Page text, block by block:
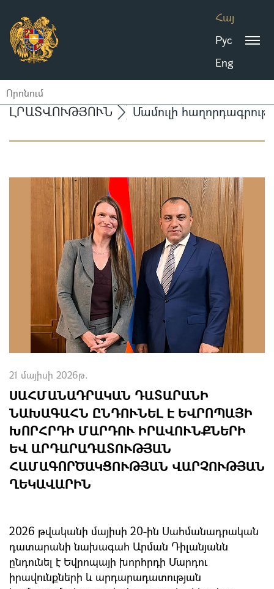
Հայ
Рус
Eng
ԼՐԱՏՎՈՒԹՅՈՒՆ Մամուլի
21 մայիսի 2026թ.
ՍԱՀՄԱՆԱԴՐԱԿԱՆ ԴԱՏԱՐԱՆԻ
ՆԱԽԱԳԱՀՆ ԸՆԴՈՒՆԵԼ Է ԵՎՐՈՊԱՅԻ
ԽՈՐՀՐԴԻ ՄԱՐԴՈՒ ԻՐԱՎՈՒՆՔՆԵՐԻ
ԵՎ ԱՐԴԱՐԱԴԱՏՈՒԹՅԱՆ
ՀԱՄԱԳՈՐԾԱԿՑՈՒԹՅԱՆ ՎԱՐՉՈՒԹՅԱՆ
ՂԵԿԱՎԱՐԻՆ
2026 թվականի մայիսի 20-ին Սահմանադրական
դատարանի նախագահ Արման Դիլանյանն
ընդունել է Եվրոպայի խորհրդի Մարդու
իրավունքների և արդարադատության